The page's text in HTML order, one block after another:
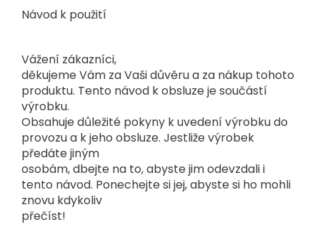
Návod k použití
Vážení zákazníci,
děkujeme Vám za Vaši důvěru a za nákup tohoto
produktu. Tento návod k obsluze je součástí
výrobku.
Obsahuje důležité pokyny k uvedení výrobku do
provozu a k jeho obsluze. Jestliže výrobek
předáte jiným
osobám, dbejte na to, abyste jim odevzdali i
tento návod. Ponechejte si jej, abyste si ho mohli
znovu kdykoliv
přečíst!